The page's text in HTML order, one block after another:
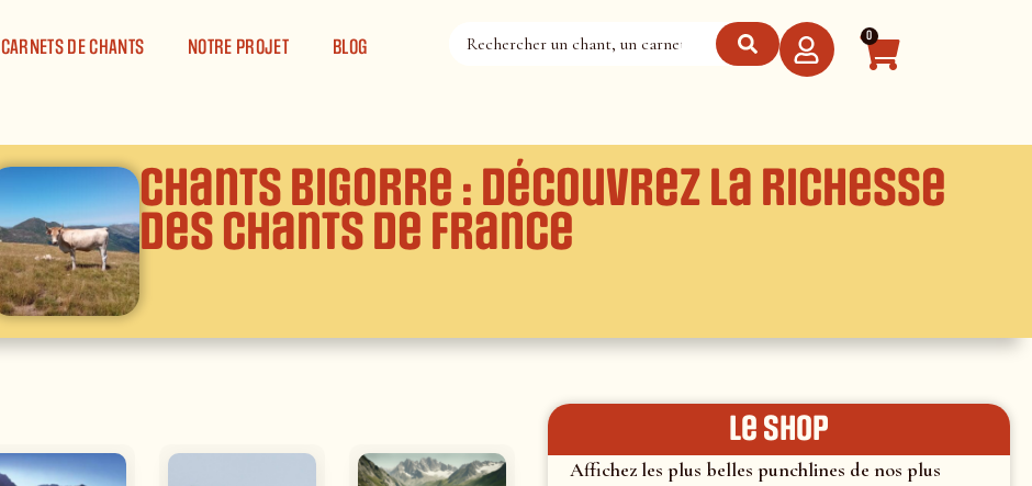
CARNETS DE CHANTS NOTRE PROJET BLOG 0
Chants Bigorre : Découvrez la richesse
des chants de France
le shop
Affichez les plus belles punchlines de nos plus